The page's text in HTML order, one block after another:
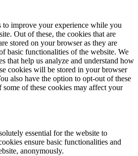
to improve your experience while you
Out of these, the cookies that are
stored on your browser as they are
basic functionalities of the website. We
that help us analyze and understand how
cookies will be stored in your browser
also have the option to opt-out of these
of these cookies may affect your
essential for the website to
ensure basic functionalities and
anonymously.